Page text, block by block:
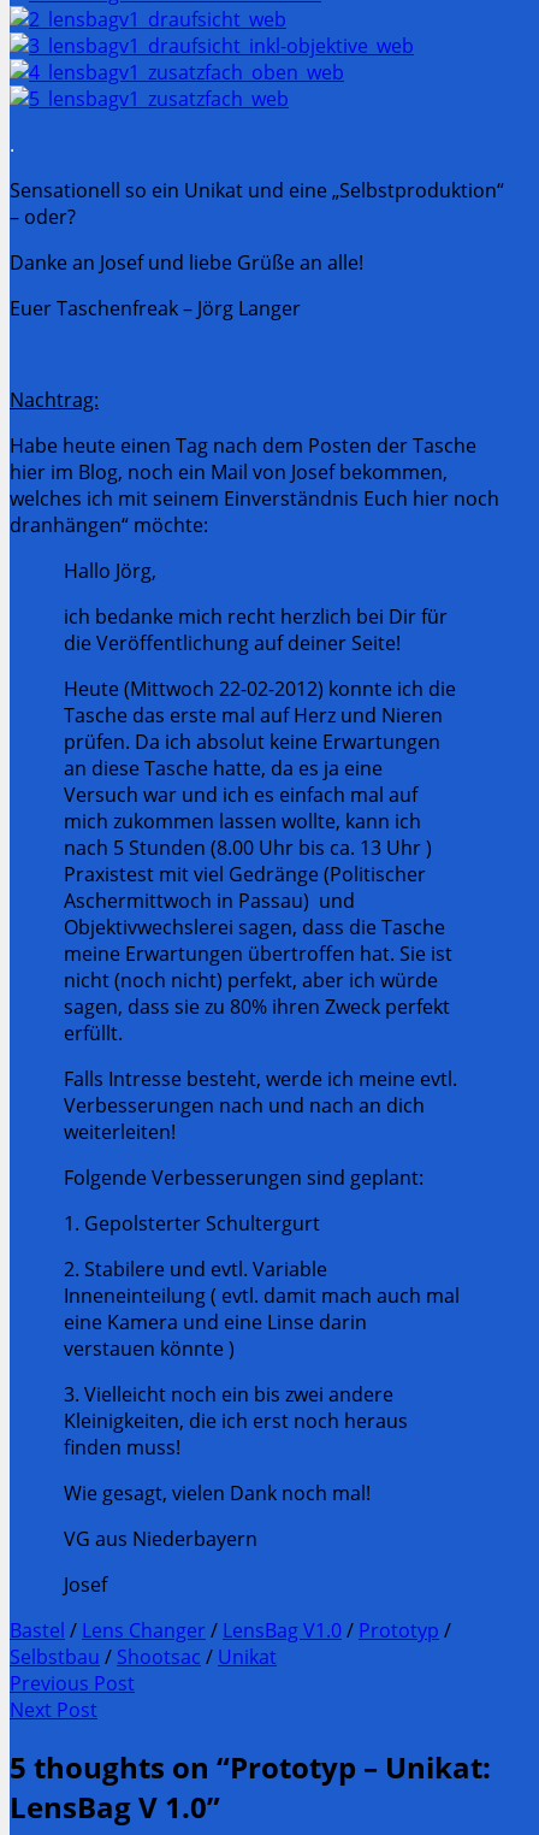
.
Sensationell so ein Unikat und eine „Selbstproduktion“
– oder?
Danke an Josef und liebe Grüße an alle!
Euer Taschenfreak – Jörg Langer
Nachtrag:
Habe heute einen Tag nach dem Posten der Tasche
hier im Blog, noch ein Mail von Josef bekommen,
welches ich mit seinem Einverständnis Euch hier noch
dranhängen“ möchte:
Hallo Jörg,
ich bedanke mich recht herzlich bei Dir für
die Veröffentlichung auf deiner Seite!
Heute (Mittwoch 22-02-2012) konnte ich die
Tasche das erste mal auf Herz und Nieren
prüfen. Da ich absolut keine Erwartungen
an diese Tasche hatte, da es ja eine
Versuch war und ich es einfach mal auf
mich zukommen lassen wollte, kann ich
nach 5 Stunden (8.00 Uhr bis ca. 13 Uhr )
Praxistest mit viel Gedränge (Politischer
Aschermittwoch in Passau) und
Objektivwechslerei sagen, dass die Tasche
meine Erwartungen übertroffen hat. Sie ist
nicht (noch nicht) perfekt, aber ich würde
sagen, dass sie zu 80% ihren Zweck perfekt
erfüllt.
Falls Intresse besteht, werde ich meine evtl.
Verbesserungen nach und nach an dich
weiterleiten!
Folgende Verbesserungen sind geplant:
1. Gepolsterter Schultergurt
2. Stabilere und evtl. Variable
Inneneinteilung ( evtl. damit mach auch mal
eine Kamera und eine Linse darin
verstauen könnte )
3. Vielleicht noch ein bis zwei andere
Kleinigkeiten, die ich erst noch heraus
finden muss!
Wie gesagt, vielen Dank noch mal!
VG aus Niederbayern
Josef
Bastel / Lens Changer / LensBag V1.0/ Prototyp /
Selbstbau / Shootsac / Unikat
Post
navigation
Previous Post
Previous
Next Post
Post:
5 thoughts on “Prototyp – Unikat:
LensBag V 1.0”